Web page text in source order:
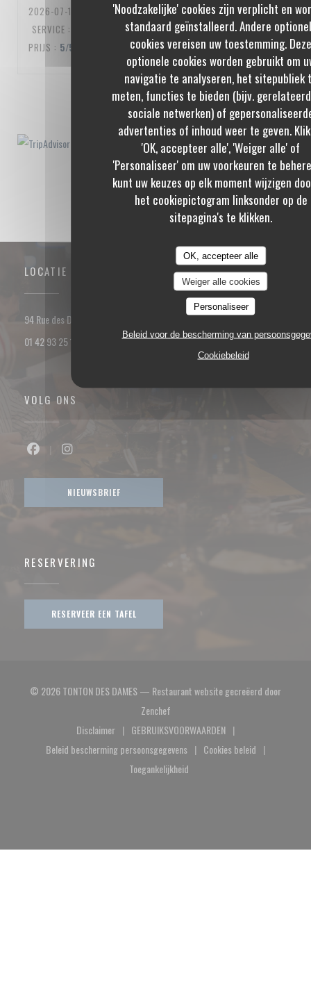
'Noodzakelijke' cookies zijn verplicht en
standaard geïnstalleerd. Andere
cookies vereisen uw toestemming. Deze
optionele cookies worden gebruikt om
navigatie te analyseren, het sitepubliek
meten, functies te bieden (bijv.
sociale netwerken) of
advertenties of inhoud weer te geven.
'OK, accepteer alle', 'Weiger alle' of
'Personaliseer' om uw voorkeuren te
kunt uw keuzes op elk moment wijzigen
het cookiepictogram linksonder op de
sitepagina's te klikken.
OK, accepteer alle
Weiger alle cookies
Personaliseer
Beleid voor de bescherming van
Cookiebeleid
2026-07-10
- 20:00 - GASTEN 3
SERVICE : ATMOSFEER: 5/5 KEUKEN: 5/5 KWALITEIT /
PRIJS : 5/5
1 2 3
LOCATIE
94 Rue des Dames 75017 PARIS
((opent in een nieuw venster))
01 42 93 25 18
VOLG ONS
Facebook ((opent in een nieuw venster))
NIEUWSBRIEF
RESERVERING
RESERVEER EEN TAFEL
© 2026 TONTON DES DAMES — Restaurant website gecreëerd door
Zenchef((opent in een nieuw venster))
Disclaimer
((opent in een nieuw venster))
GEBRUIKSVOORWAARDEN
((opent in een nieuw venster))
Beleid bescherming persoonsgegevens
((opent in een nieuw venster))
Cookies beleid
((opent in een
Toegankelijkheid
((opent in een nieuw venster))